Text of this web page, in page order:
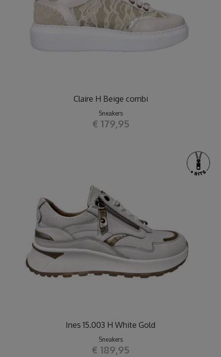
Claire H Beige combi
Sneakers
€ 179,95
Ines 15.003 H White Gold
Sneakers
€ 189,95